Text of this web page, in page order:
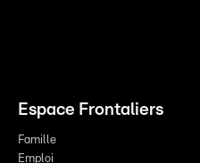
Espace Frontaliers
Famille
Emploi